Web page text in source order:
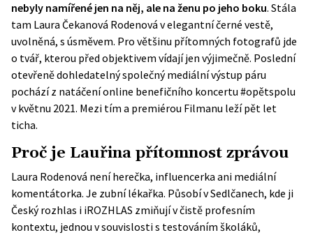
nebyly namířené jen na něj, ale na ženu po jeho boku. Stála
tam Laura Čekanová Rodenová v elegantní černé vestě,
uvolněná, s úsměvem. Pro většinu přítomných fotografů jde
o tvář, kterou před objektivem vídají jen výjimečně. Poslední
otevřeně dohledatelný společný mediální výstup páru
pochází z natáčení online benefičního koncertu #opětspolu
v květnu 2021. Mezi tím a premiérou Filmanu leží pět let
ticha.
Proč je Lauřina přítomnost zprávou
Laura Rodenová není herečka, influencerka ani mediální
komentátorka. Je zubní lékařka. Působí v Sedlčanech, kde ji
Český rozhlas i iROZHLAS zmiňují v čistě profesním
kontextu, jednou v souvislosti s testováním školáků,